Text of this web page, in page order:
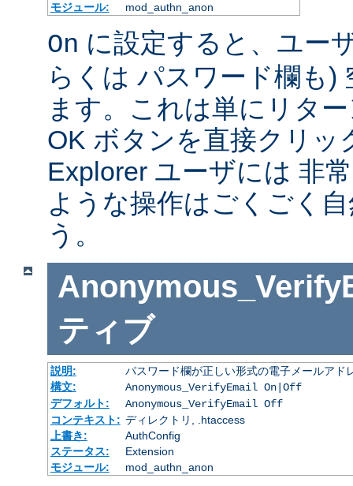
モジュール:
mod_authn_anon
On に設定すると、ユー
らくは パスワード欄も)
ます。これは単にリタ
OK ボタンを直接クリッ
Explorer ユーザには 非
ような操作はごくごく
う。
ティブ
説明:
パスワード欄が正しい形式の電子メールア
構文:
Anonymous_VerifyEmail On|Off
デフォルト:
Anonymous_VerifyEmail Off
コンテキスト: ディレクトリ, .htaccess
上書き:
AuthConfig
ステータス:
Extension
モジュール:
mod_authn_anon